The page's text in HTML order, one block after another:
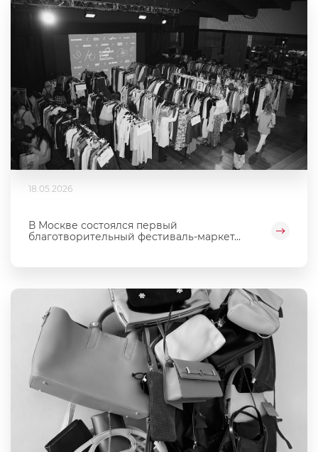
18.05.2026
В Москве состоялся первый
благотворительный фестиваль‑маркет...